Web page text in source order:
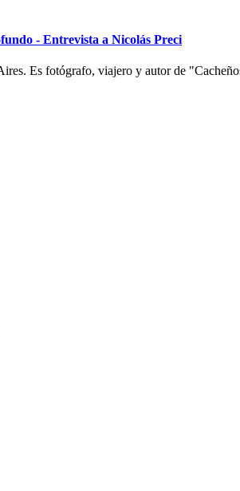
- Entrevista a Nicolás Preci
Es fotógrafo, viajero y autor de